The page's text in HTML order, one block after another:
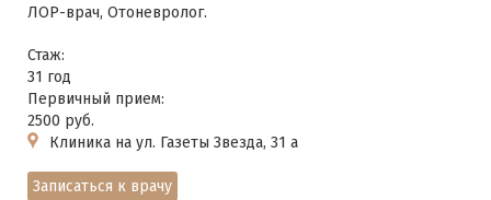
ЛОР-врач, Отоневролог.
Стаж:
31 год
Первичный прием:
2500 руб.
Клиника на ул. Газеты Звезда, 31 а
Записаться к врачу